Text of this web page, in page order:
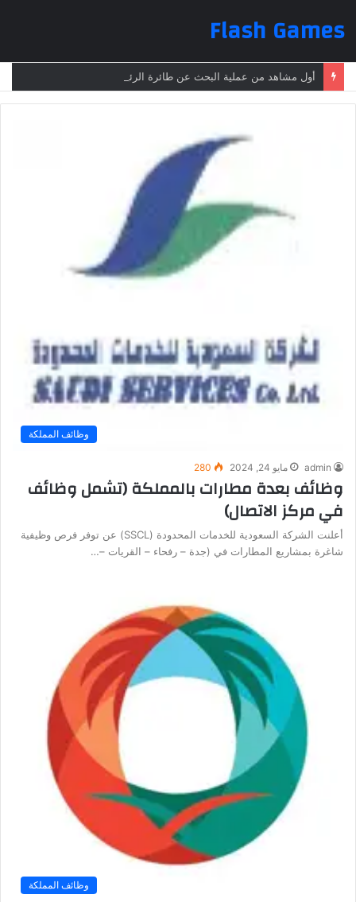
Flash Games
وظائف المملكة
admin مايو 24, 2024 280
وظائف بعدة مطارات بالمملكة (تشمل وظائف
في مركز الاتصال)
أعلنت الشركة السعودية للخدمات المحدودة (SSCL) عن توفر فرص وظيفية
شاغرة بمشاريع المطارات في (جدة – رفحاء – القريات –…
وظائف المملكة